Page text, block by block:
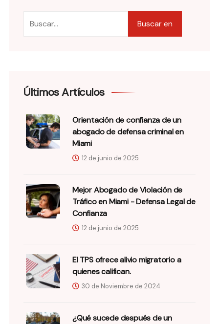
Buscar en
Últimos Artículos
Orientación de confianza de un
abogado de defensa criminal en
Miami
12 de junio de 2025
Mejor Abogado de Violación de
Tráfico en Miami - Defensa Legal de
Confianza
12 de junio de 2025
El TPS ofrece alivio migratorio a
quienes califican.
30 de Noviembre de 2024
¿Qué sucede después de un